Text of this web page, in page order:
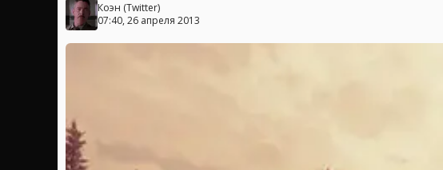
Коэн (Twitter)
07:40, 26 апреля 2013